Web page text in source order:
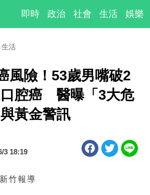
即時 政治 社會 生活 娛樂
生活
風險！53歲男嘴破2
腔癌 醫曝「3大危
黃金警訊
3 18:19
竹報導